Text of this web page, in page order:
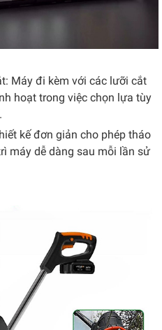
Máy đi kèm với các lưỡi cắt
hoạt trong việc chọn lựa tùy
kế đơn giản cho phép tháo
máy dễ dàng sau mỗi lần sử